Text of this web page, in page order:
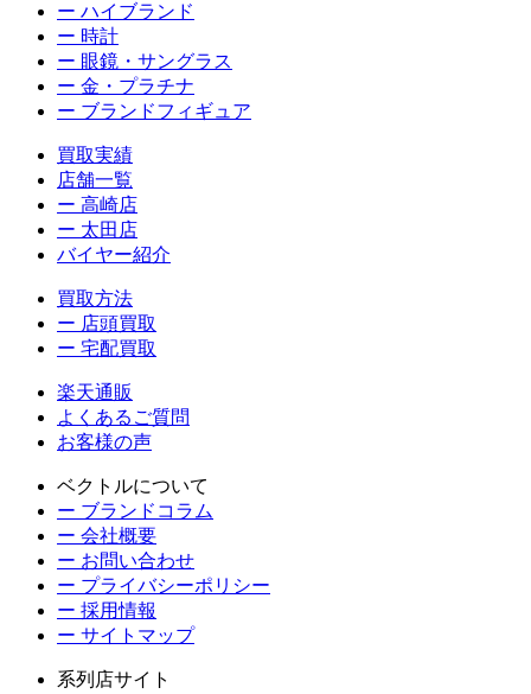
ー ハイブランド
ー 時計
ー 眼鏡・サングラス
ー 金・プラチナ
ー ブランドフィギュア
買取実績
店舗一覧
ー 高崎店
ー 太田店
バイヤー紹介
買取方法
ー 店頭買取
ー 宅配買取
楽天通販
よくあるご質問
お客様の声
ベクトルについて
ー ブランドコラム
ー 会社概要
ー お問い合わせ
ー プライバシーポリシー
ー 採用情報
ー サイトマップ
系列店サイト